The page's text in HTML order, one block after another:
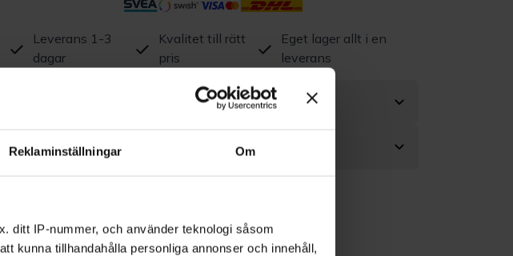
Reklaminställningar Om
ditt IP-nummer, och använder teknologi såsom
kunna tillhandahålla personliga annonser och innehåll,
Leverans 1-3
dagar
Kvalitet till rätt
pris
Eget lager allt i en
leverans
Produktrecensioner